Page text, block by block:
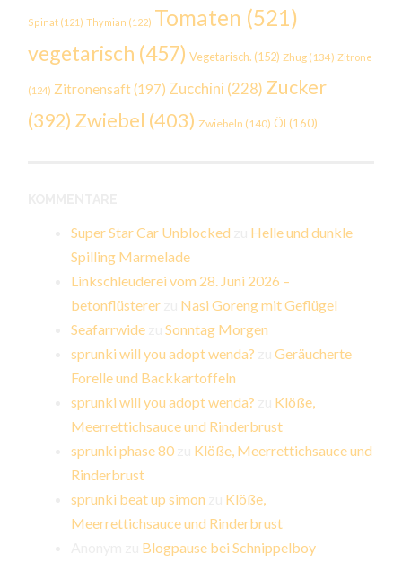
Spinat (121) Thymian (122) Tomaten (521)
vegetarisch (457) Vegetarisch. (152) Zhug (134) Zitrone
(124) Zitronensaft(197) Zucchini (228) Zucker
(392) Zwiebel (403) Zwiebeln (140) Öl (160)
Super Star Car Unblocked
Helle und dunkle
Spilling Marmelade
Linkschleuderei vom 28. Juni 2026 –
betonflüsterer
Nasi Goreng mit Geflügel
Seafarrwide zuSonntag Morgen
sprunki will you adopt wenda? zuGeräucherte
Forelle und Backkartoffeln
sprunki will you adopt wenda?
Klöße,
Meerrettichsauce und Rinderbrust
sprunki phase 80
Klöße, Meerrettichsauce und
Rinderbrust
sprunki beat up simon
Klöße,
Meerrettichsauce und Rinderbrust
Blogpause bei Schnippelboy